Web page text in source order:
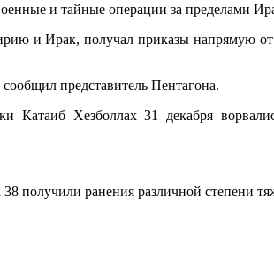
и тайные операции за пределами
и Ирак, получал приказы напрямую от
представитель Пентагона.
Хезболлах 31 декабря
получили ранения различной степени